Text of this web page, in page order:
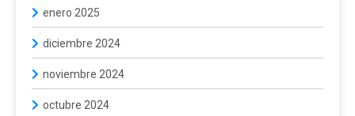
enero 2025
diciembre 2024
noviembre 2024
octubre 2024